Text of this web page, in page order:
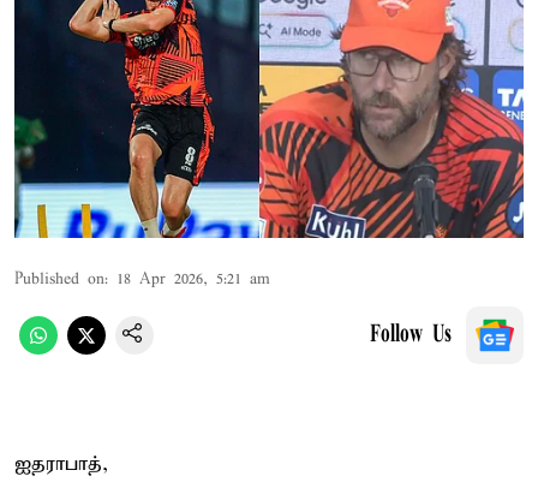
Published on: 18 Apr 2026, 5:21 am
Follow Us
ஐதராபாத்,